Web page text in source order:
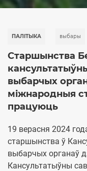
ПАЛІТЫКА выбары
Старшынства
выбарчых
міжнародныя
працуюць
19 верасня 2024
старшынства ў
выбарчых органаў
Кансультатыўны